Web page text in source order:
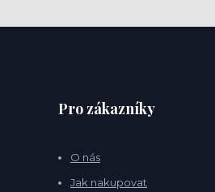
Pro zákazníky
O nás
Jak nakupovat